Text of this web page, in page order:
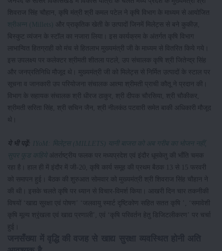
शिवराज सिंह चौहान, कृषि मंत्री श्री कमल पटेल ने कृषि विभाग के माध्यम से आयोजित
श्रीअन्न (Millets) और प्राकृतिक खेती के उत्पादों जिनमें मिलेट्स से बने कुकीज़,
बिस्कुट व्यंजन के स्टॉल का नजारा लिया। इस कार्यक्रम के अंतर्गत कृषि विभाग
लाभान्वित हितग्राही को मंच से हितलाभ मुख्यमंत्री जी के माध्यम से वितरित किये गये।
इस उपलक्ष्य पर कलेक्टर श्रीमती शीतला पटले, उप संचालक कृषि श्री जितेन्द्र सिंह
और जनप्रतिनिधि मौजूद थे। मुख्यमंत्री जी को मिलेट्स से निर्मित उत्पादों के स्टाल पर
सूचना व जानकारी उप परियोजना संचालक आत्मा श्रीमती प्राची कौतू ने प्रदान की।
विभाग के सहायक संचालक श्री धीरज ठाकुर, श्री दीपक चौरसिया, श्री चौकीकर,
श्रीमती सरिता सिंह, श्री सचिन जैन, श्री नीलकंठ पटवारी समेत बाकी अधिकारी मौजूद
थे।
ये भी पढ़ें: IYoM: मिलेट्स (MILLETS) यानी बाजरा को अब गरीब का भोजन नहीं,
सुपर फूड कहिये
अंतर्राष्ट्रीय फलक पर मध्यप्रदेश एवं इंदौर धूमकेतु की भाँति चमक
रहा है। हाल ही में इंदौर में जी-20, कृषि कार्य समूह की प्रथम बैठक 13 से 15 फरवरी
को समापन हुई। बैठक की शुरुआत सोमवार को मुख्यमंत्री श्री शिवराज सिंह चौहान ने
की थी। इसके चलते कृषि पर ध्यान से विचार-विमर्श किया। आखरी दिन चार तकनीकी
विषयों ‘खाद्य सुरक्षा एवं पोषण’ ‘जलवायु स्मार्ट दृष्टिकोण सहित सतत कृषि ’, ‘समावेशी
कृषि मूल्य श्रृंखला एवं खाद्य प्रणाली’, एवं ‘कृषि परिवर्तन हेतु डिजिटलीकरण’ पर चर्चा
हुई।